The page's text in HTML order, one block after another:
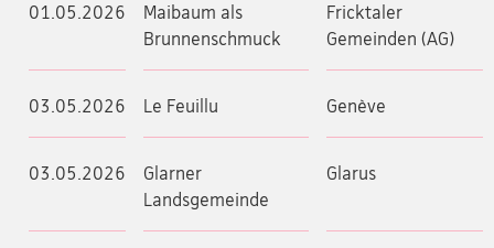
01.05.2026
Maibaum als
Brunnenschmuck
Fricktaler
Gemeinden (AG)
03.05.2026 Le Feuillu Genève
03.05.2026
Glarner
Landsgemeinde
Glarus